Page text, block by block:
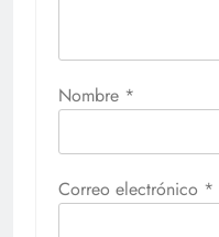
Nombre *
Correo electrónico *